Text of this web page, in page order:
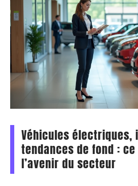
Véhicules électriques,
tendances de fond :
l’avenir du secteur